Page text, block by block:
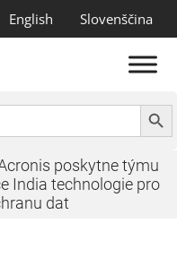
English Slovenščina
Search
poskytne týmu
India technologie pro
dat